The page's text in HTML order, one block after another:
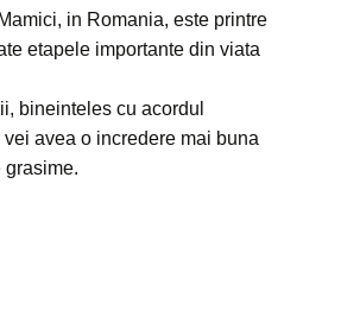
in Romania, este printre
etapele importante din viata
bineinteles cu acordul
avea o incredere mai buna
grasime.